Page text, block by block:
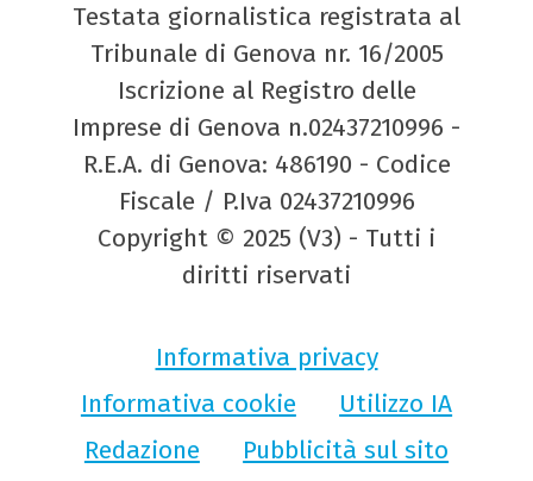
Testata giornalistica registrata al
Tribunale di Genova nr. 16/2005
Iscrizione al Registro delle
Imprese di Genova n.02437210996 -
R.E.A. di Genova: 486190 - Codice
Fiscale / P.Iva 02437210996
Copyright © 2025 (V3) - Tutti i
diritti riservati
Informativa privacy
Informativa cookie
Utilizzo IA
Redazione
Pubblicità sul sito